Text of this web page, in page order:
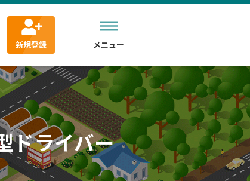
新規登録 メニュー
ドライバー